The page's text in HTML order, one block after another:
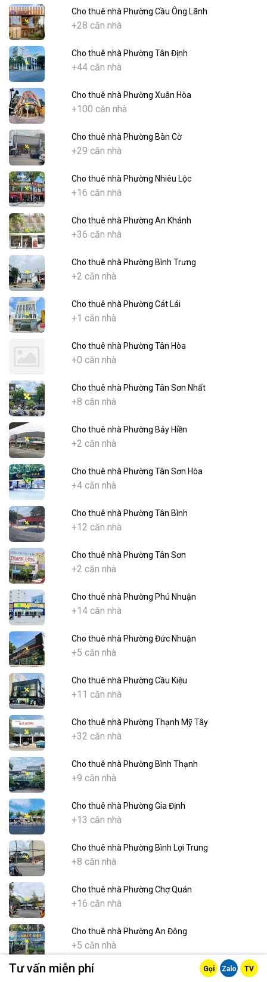
Cho thuê nhà Phường Cầu Ông Lãnh
+28 căn nhà
Cho thuê nhà Phường Tân Định
+44 căn nhà
Cho thuê nhà Phường Xuân Hòa
+100 căn nhà
Cho thuê nhà Phường Bàn Cờ
+29 căn nhà
Cho thuê nhà Phường Nhiêu Lộc
+16 căn nhà
Cho thuê nhà Phường An Khánh
+36 căn nhà
Cho thuê nhà Phường Bình Trưng
+2 căn nhà
Cho thuê nhà Phường Cát Lái
+1 căn nhà
Cho thuê nhà Phường Tân Hòa
+0 căn nhà
Cho thuê nhà Phường Tân Sơn Nhất
+8 căn nhà
Cho thuê nhà Phường Bảy Hiền
+2 căn nhà
Cho thuê nhà Phường Tân Sơn Hòa
+4 căn nhà
Cho thuê nhà Phường Tân Bình
+12 căn nhà
Cho thuê nhà Phường Tân Sơn
+2 căn nhà
Cho thuê nhà Phường Phú Nhuận
+14 căn nhà
Cho thuê nhà Phường Đức Nhuận
+5 căn nhà
Cho thuê nhà Phường Cầu Kiệu
+11 căn nhà
Cho thuê nhà Phường Thạnh Mỹ Tây
+32 căn nhà
Cho thuê nhà Phường Bình Thạnh
+9 căn nhà
Cho thuê nhà Phường Gia Định
+13 căn nhà
Cho thuê nhà Phường Bình Lợi Trung
+8 căn nhà
Cho thuê nhà Phường Chợ Quán
+16 căn nhà
Cho thuê nhà Phường An Đông
+5 căn nhà
Cho thuê nhà Phường Chợ Lớn
Tư vấn miễn phí Gọi Zalo TV